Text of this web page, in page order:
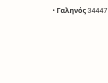
• Γαληνός34447